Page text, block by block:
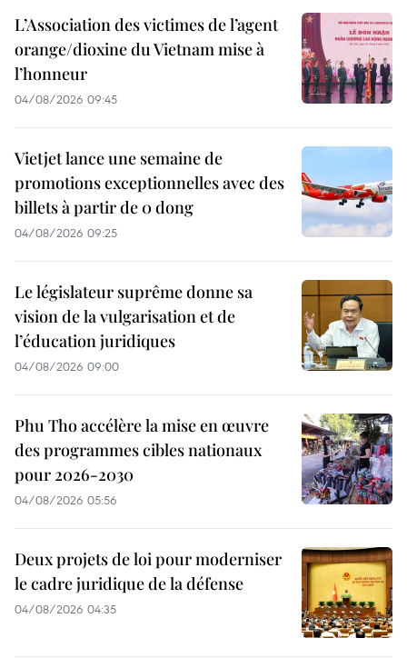
L’Association des victimes de l’agent
orange/dioxine du Vietnam mise à
l’honneur
04/08/2026 09:45
Vietjet lance une semaine de
promotions exceptionnelles avec des
billets à partir de 0 dong
04/08/2026 09:25
Le législateur suprême donne sa
vision de la vulgarisation et de
l’éducation juridiques
04/08/2026 09:00
Phu Tho accélère la mise en œuvre
des programmes cibles nationaux
pour 2026-2030
04/08/2026 05:56
Deux projets de loi pour moderniser
le cadre juridique de la défense
04/08/2026 04:35